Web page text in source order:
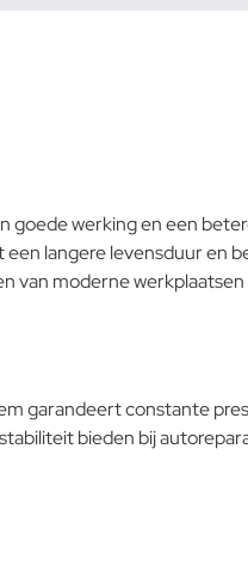
goede werking en een
langere levensduur en
van moderne
garandeert constante
bieden bij